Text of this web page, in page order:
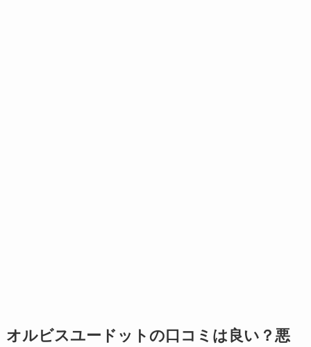
オルビスユードットの口コミは良い？悪